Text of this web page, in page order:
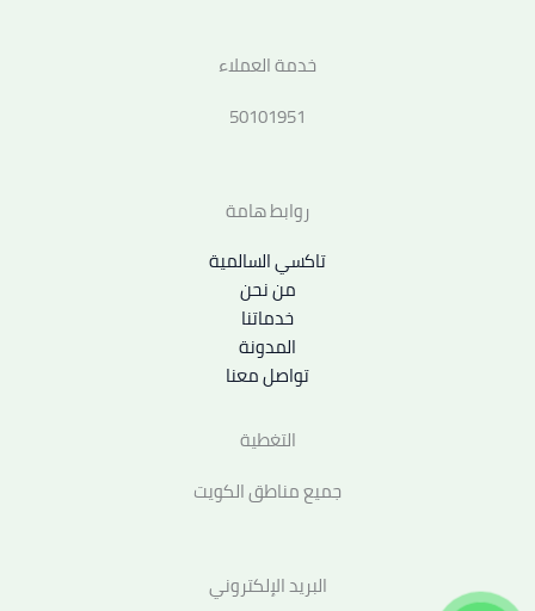
خدمة العملاء
50101951
روابط هامة
تاكسي السالمية
من نحن
خدماتنا
المدونة
تواصل معنا
التغطية
جميع مناطق الكويت
البريد الإلكتروني